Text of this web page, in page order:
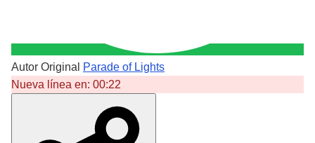
Autor Original
Parade of Lights
Nueva línea en: 00:22